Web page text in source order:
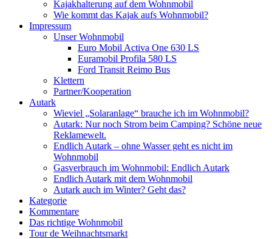
Kajakhalterung auf dem Wohnmobil
Wie kommt das Kajak aufs Wohnmobil?
Impressum
Unser Wohnmobil
Euro Mobil Activa One 630 LS
Euramobil Profila 580 LS
Ford Transit Reimo Bus
Klettern
Partner/Kooperation
Autark
Wieviel „Solaranlage“ brauche ich im Wohnmobil?
Autark: Nur noch Strom beim Camping? Schöne neue
Reklamewelt.
Endlich Autark – ohne Wasser geht es nicht im
Wohnmobil
Gasverbrauch im Wohnmobil: Endlich Autark
Endlich Autark mit dem Wohnmobil
Autark auch im Winter? Geht das?
Kategorie
Kommentare
Das richtige Wohnmobil
Tour de Weihnachtsmarkt